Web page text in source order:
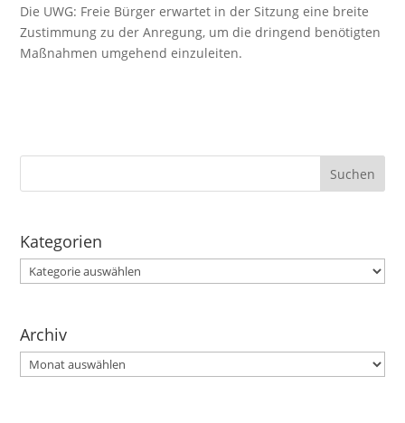
Die UWG: Freie Bürger erwartet in der Sitzung eine breite
Zustimmung zu der Anregung, um die dringend benötigten
Maßnahmen umgehend einzuleiten.
Kategorien
Kategorien
Archiv
Archiv